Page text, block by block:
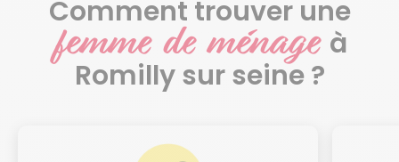
Comment trouver une
femme de ménage à
Romilly sur seine ?